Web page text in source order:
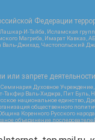
Федерации
И-Тайба, Исламская
Магриба, Имарат Кавказ,
Джихад, Чистопольский
запрете
Духовное
Валь-Хиджра, Пит Буль,
национальное единство,
общественного
Коренного Русского
объединение